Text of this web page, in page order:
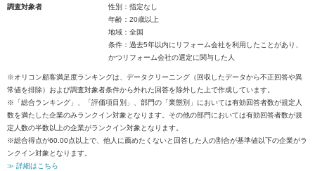
調査対象者
性別：指定なし
年齢：20歳以上
地域：全国
条件：過去5年以内にリフォーム会社を利用したことがあり、
かつリフォーム会社の選定に関与した人
※オリコン顧客満足度ランキングは、データクリーニング（回収したデータから不正回答や異
常値を排除）および調査対象者条件から外れた回答を除外した上で作成しています。
※「総合ランキング」、「評価項目別」、部門の「業態別」においては有効回答者数が規定人
数を満たした企業のみランクイン対象となります。その他の部門においては有効回答者数が規
定人数の半数以上の企業がランクイン対象となります。
※総合得点が60.00点以上で、他人に薦めたくないと回答した人の割合が基準値以下の企業がラ
ンクイン対象となります。
≫ 詳細はこちら